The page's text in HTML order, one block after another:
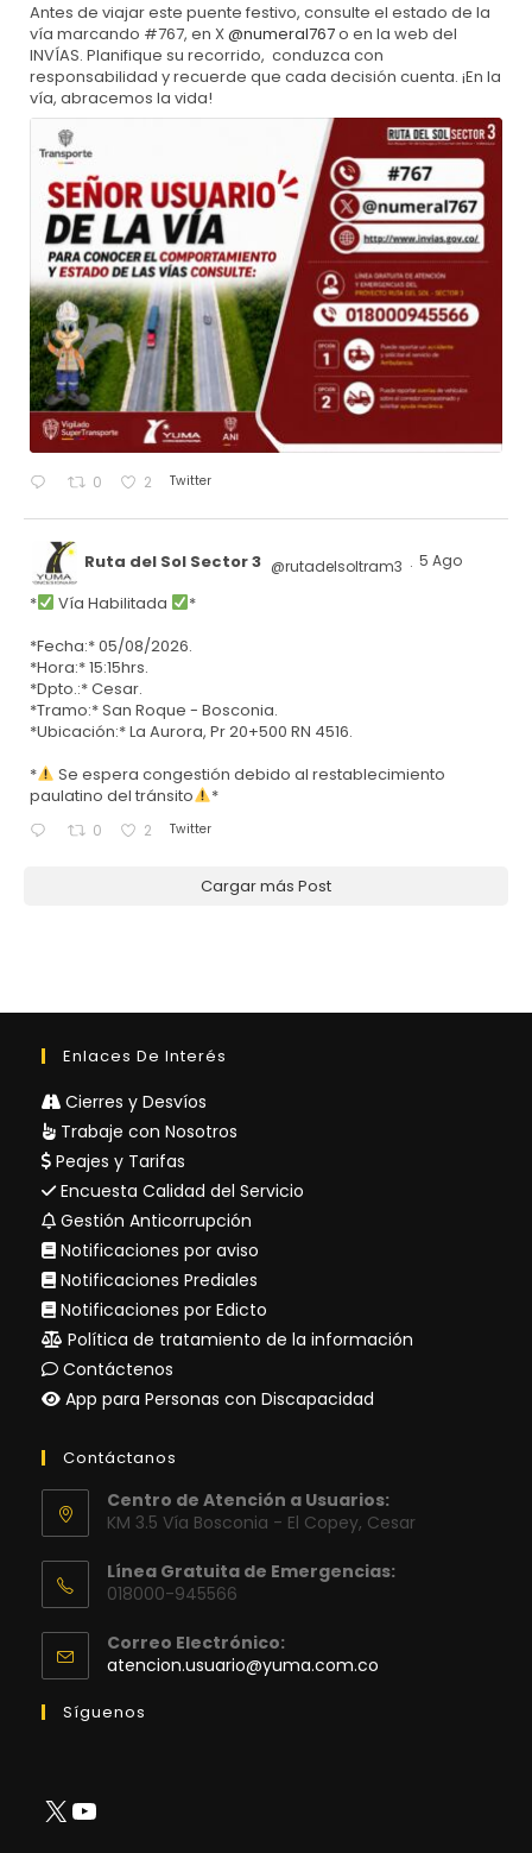
Antes de viajar este puente festivo, consulte el estado de la
vía marcando #767, en X@numeral767o en la web del
INVÍAS. Planifique su recorrido, conduzca con
responsabilidad y recuerde que cada decisión cuenta. ¡En la
vía, abracemos la vida!
0 2 Twitter
Ruta del Sol Sector 3 @rutadelsoltram3 · 5 Ago
* Vía Habilitada
*
*Fecha:* 05/08/2026.
*Hora:* 15:15hrs.
*Dpto.:* Cesar.
*Tramo:* San Roque - Bosconia.
*Ubicación:* La Aurora, Pr 20+500 RN 4516.
*
Se espera congestión debido al restablecimiento
paulatino del tránsito
*
0 2 Twitter
Cargar más Post
Enlaces De Interés
Cierres y Desvíos
Trabaje con Nosotros
Peajes y Tarifas
Encuesta Calidad del Servicio
Gestión Anticorrupción
Notificaciones por aviso
Notificaciones Prediales
Notificaciones por Edicto
Política de tratamiento de la información
Contáctenos
App para Personas con Discapacidad
Contáctanos
Centro de Atención a Usuarios:
KM 3.5 Vía Bosconia - El Copey, Cesar
Línea Gratuita de Emergencias:
018000-945566
Correo Electrónico:
atencion.usuario@yuma.com.co
Síguenos
X YouTube